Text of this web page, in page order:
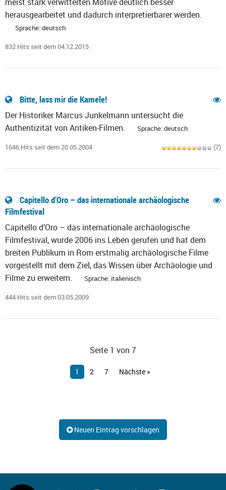
meist stark verwitterten Motive deutlich besser
herausgearbeitet und dadurch interpretierbarer werden.
Sprache: deutsch
832 Hits seit dem 04.12.2015
Bitte, lass mir die Kamele!
Der Historiker Marcus Junkelmann untersucht die
Authentizität von Antiken-Filmen.
Sprache: deutsch
1646 Hits seit dem 20.05.2004 (7)
Capitello d’Oro – das internationale archäologische
Filmfestival
Capitello d’Oro – das internationale archäologische
Filmfestival, wurde 2006 ins Leben gerufen und hat dem
breiten Publikum in Rom erstmalig archäologische Filme
vorgestellt mit dem Ziel, das Wissen über Archäologie und
Filme zu erweitern.
Sprache: italienisch
444 Hits seit dem 03.05.2009
Seite 1 von 7
1 2 7 Nächste »
Neuen Eintrag vorschlagen